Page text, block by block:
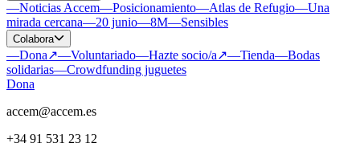
—Noticias Accem—Posicionamiento—Atlas de Refugio—Una
mirada cercana—20 junio—8M—Sensibles
Colabora
—Dona↗—Voluntariado—Hazte socio/a↗—Tienda—Bodas
solidarias—Crowdfunding juguetes
Dona
accem@accem.es
+34 91 531 23 12